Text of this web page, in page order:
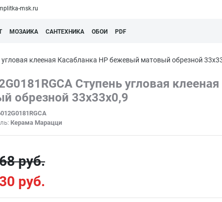
msk.ru
МОЗАИКА САНТЕХНИКА ОБОИ PDF
угловая клееная Касабланка HP бежевый матовый обрезной
Ступень угловая
обрезной 33x33x0,9
Керама Марацци
руб.
руб.